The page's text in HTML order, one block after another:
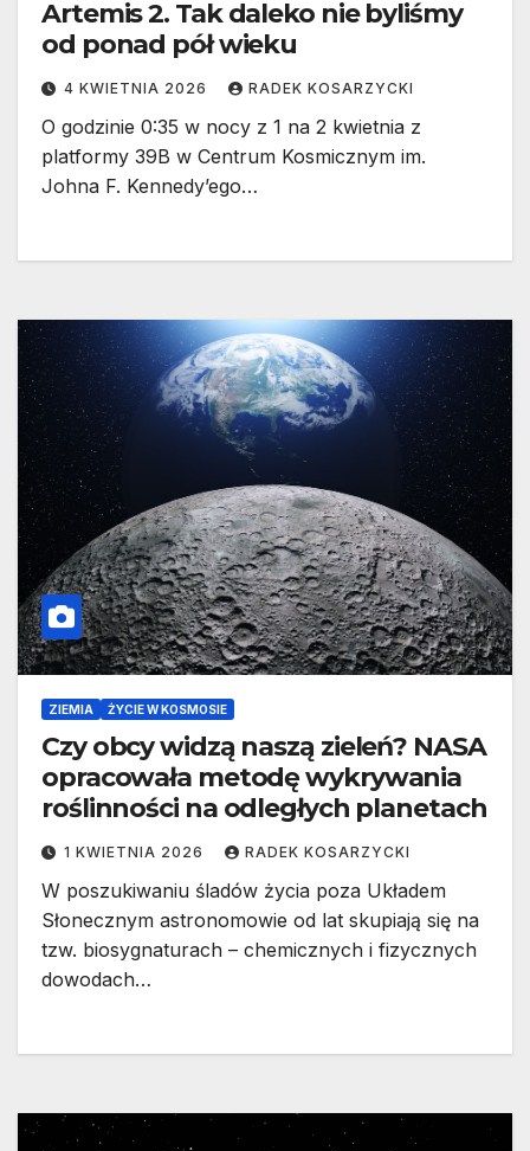
Artemis 2. Tak daleko nie byliśmy
od ponad pół wieku
4 KWIETNIA 2026 RADEK KOSARZYCKI
O godzinie 0:35 w nocy z 1 na 2 kwietnia z
platformy 39B w Centrum Kosmicznym im.
Johna F. Kennedy’ego…
ZIEMIA ŻYCIE W KOSMOSIE
Czy obcy widzą naszą zieleń? NASA
opracowała metodę wykrywania
roślinności na odległych planetach
1 KWIETNIA 2026 RADEK KOSARZYCKI
W poszukiwaniu śladów życia poza Układem
Słonecznym astronomowie od lat skupiają się na
tzw. biosygnaturach – chemicznych i fizycznych
dowodach…